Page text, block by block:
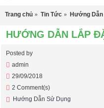
Trang chủ Tin Tức Hướng
HƯỚNG DẪN LẮP
Posted by
admin
29/09/2018
2 Comment(s)
Hướng Dẫn Sử Dụng